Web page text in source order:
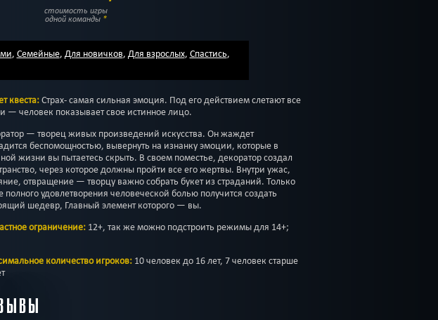
стоимость игры
одной команды *
, Семейные, Для новичков, Для взрослых, Спастись,
квеста:Страх- самая сильная эмоция. Под его действием слетают все
— человек показывает свое истинное лицо.
— творец живых произведений искусства. Он жаждет
беспомощностью, вывернуть на изнанку эмоции, которые в
жизни вы пытаетесь скрыть. В своем поместье, декоратор создал
через которое должны пройти все его жертвы. Внутри ужас,
отвращение — творцу важно собрать букет из страданий. Только
полного удовлетворения человеческой болью получится создать
шедевр, Главный элемент которого — вы.
ограничение: 12+, так же можно подстроить режимы для 14+;
количество игроков: 10 человек до 16 лет, 7 человек старше